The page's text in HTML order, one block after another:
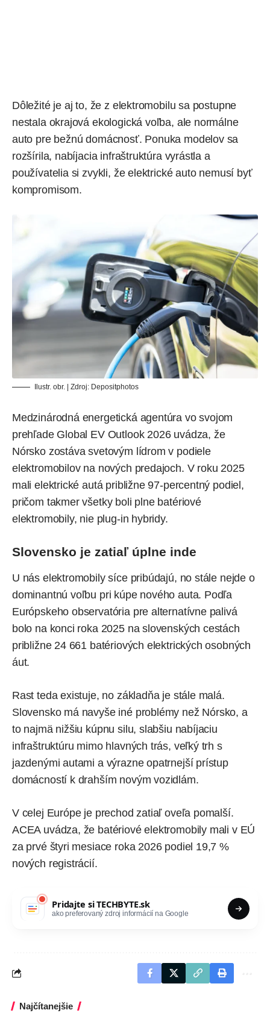
Dôležité je aj to, že z elektromobilu sa postupne
nestala okrajová ekologická voľba, ale normálne
auto pre bežnú domácnosť. Ponuka modelov sa
rozšírila, nabíjacia infraštruktúra vyrástla a
používatelia si zvykli, že elektrické auto nemusí byť
kompromisom.
Ilustr. obr. | Zdroj: Depositphotos
Medzinárodná energetická agentúra vo svojom
prehľade Global EV Outlook 2026 uvádza, že
Nórsko zostáva svetovým lídrom v podiele
elektromobilov na nových predajoch. V roku 2025
mali elektrické autá približne 97-percentný podiel,
pričom takmer všetky boli plne batériové
elektromobily, nie plug-in hybridy.
Slovensko je zatiaľ úplne inde
U nás elektromobily síce pribúdajú, no stále nejde o
dominantnú voľbu pri kúpe nového auta. Podľa
Európskeho observatória pre alternatívne palivá
bolo na konci roka 2025 na slovenských cestách
približne24 661 batériových elektrických osobných
áut.
Rast teda existuje, no základňa je stále malá.
Slovensko má navyše iné problémy než Nórsko, a
to najmä nižšiu kúpnu silu, slabšiu nabíjaciu
infraštruktúru mimo hlavných trás, veľký trh s
jazdenými autami a výrazne opatrnejší prístup
domácností k drahším novým vozidlám.
V celej Európe je prechod zatiaľ oveľa pomalší.
ACEA uvádza, že batériové elektromobily mali v EÚ
za prvé štyri mesiace roka 2026 podiel 19,7 %
nových registrácií.
Pridajte siTECHBYTE.sk
ako preferovaný zdroj informácií na Google
Najčítanejšie